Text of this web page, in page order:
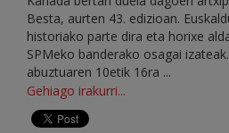
Besta, aurten 43. edizioan.
historiako parte dira eta horixe
SPMeko banderako osagai
abuztuaren 10etik 16ra ...
Gehiago irakurri...